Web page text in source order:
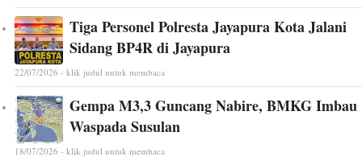
Tiga Personel Polresta Jayapura Kota Jalani
Sidang BP4R di Jayapura
22/07/2026 - klik judul untuk membaca
Gempa M3,3 Guncang Nabire, BMKG Imbau
Waspada Susulan
18/07/2026 - klik judul untuk membaca